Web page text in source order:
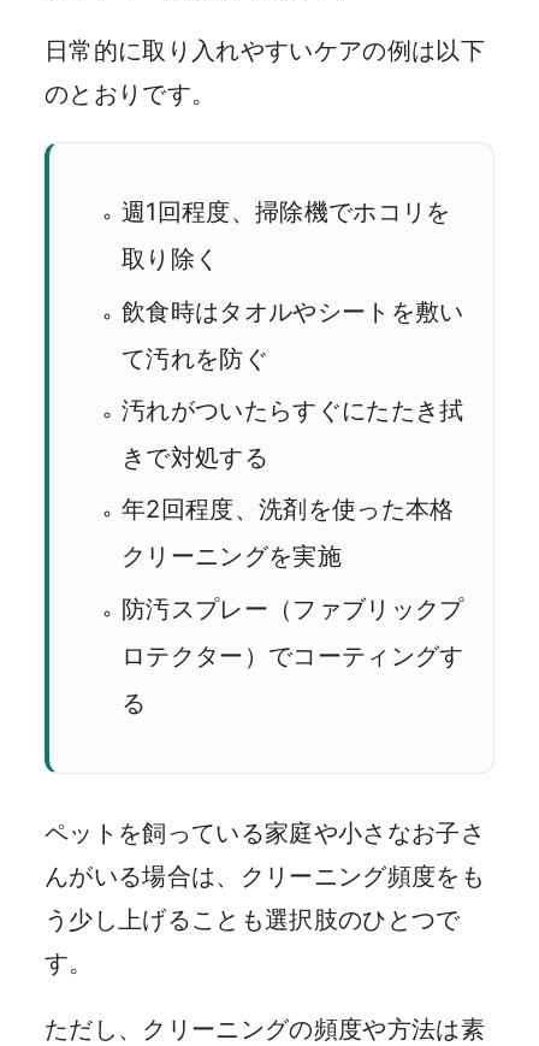
日常的に取り入れやすいケアの例は以下
のとおりです。
週1回程度、掃除機でホコリを
取り除く
飲食時はタオルやシートを敷い
て汚れを防ぐ
汚れがついたらすぐにたたき拭
きで対処する
年2回程度、洗剤を使った本格
クリーニングを実施
防汚スプレー（ファブリックプ
ロテクター）でコーティングす
る
ペットを飼っている家庭や小さなお子さ
んがいる場合は、クリーニング頻度をも
う少し上げることも選択肢のひとつで
す。
ただし、クリーニングの頻度や方法は素